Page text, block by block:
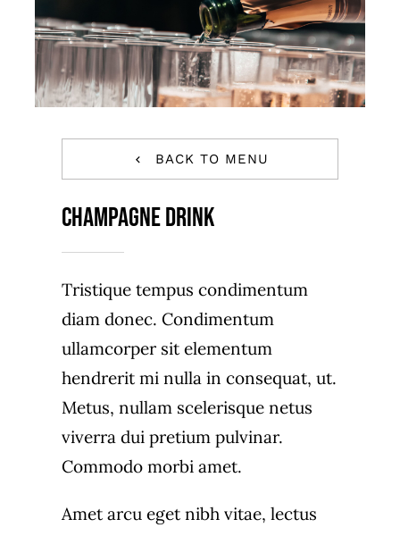
BACK TO MENU
Champagne Drink
Tristique tempus condimentum
diam donec. Condimentum
ullamcorper sit elementum
hendrerit mi nulla in consequat, ut.
Metus, nullam scelerisque netus
viverra dui pretium pulvinar.
Commodo morbi amet.
Amet arcu eget nibh vitae, lectus